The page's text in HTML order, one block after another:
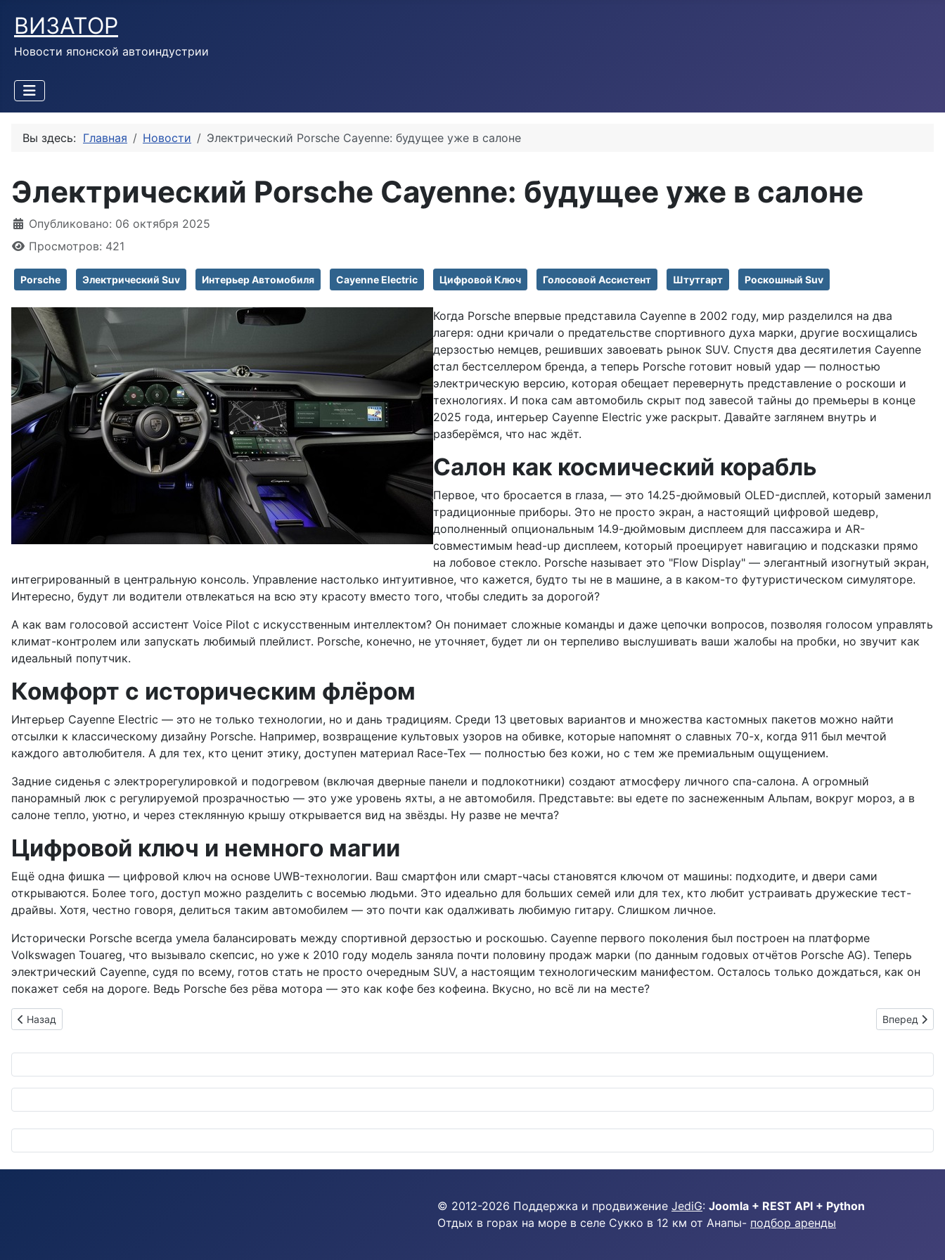
ВИЗАТОР
Новости японской автоиндустрии
Вы здесь: Главная Новости Электрический Porsche Cayenne: будущее уже в салоне
Электрический Porsche Cayenne: будущее уже в салоне
Информация о материале
Опубликовано: 06 октября 2025
Просмотров: 421
Porsche Электрический Suv Интерьер Автомобиля Cayenne Electric Цифровой Ключ Голосовой Ассистент Штутгарт Роскошный Suv
Когда Porsche впервые представила Cayenne в 2002 году, мир разделился на два
лагеря: одни кричали о предательстве спортивного духа марки, другие восхищались
дерзостью немцев, решивших завоевать рынок SUV. Спустя два десятилетия Cayenne
стал бестселлером бренда, а теперь Porsche готовит новый удар — полностью
электрическую версию, которая обещает перевернуть представление о роскоши и
технологиях. И пока сам автомобиль скрыт под завесой тайны до премьеры в конце
2025 года, интерьер Cayenne Electric уже раскрыт. Давайте заглянем внутрь и
разберёмся, что нас ждёт.
Салон как космический корабль
Первое, что бросается в глаза, — это 14.25-дюймовый OLED-дисплей, который заменил
традиционные приборы. Это не просто экран, а настоящий цифровой шедевр,
дополненный опциональным 14.9-дюймовым дисплеем для пассажира и AR-
совместимым head-up дисплеем, который проецирует навигацию и подсказки прямо
на лобовое стекло. Porsche называет это "Flow Display" — элегантный изогнутый экран,
интегрированный в центральную консоль. Управление настолько интуитивное, что кажется, будто ты не в машине, а в каком-то футуристическом симуляторе.
Интересно, будут ли водители отвлекаться на всю эту красоту вместо того, чтобы следить за дорогой?
А как вам голосовой ассистент Voice Pilot с искусственным интеллектом? Он понимает сложные команды и даже цепочки вопросов, позволяя голосом управлять
климат-контролем или запускать любимый плейлист. Porsche, конечно, не уточняет, будет ли он терпеливо выслушивать ваши жалобы на пробки, но звучит как
идеальный попутчик.
Комфорт с историческим флёром
Интерьер Cayenne Electric — это не только технологии, но и дань традициям. Среди 13 цветовых вариантов и множества кастомных пакетов можно найти
отсылки к классическому дизайну Porsche. Например, возвращение культовых узоров на обивке, которые напомнят о славных 70-х, когда 911 был мечтой
каждого автолюбителя. А для тех, кто ценит этику, доступен материал Race-Tex — полностью без кожи, но с тем же премиальным ощущением.
Задние сиденья с электрорегулировкой и подогревом (включая дверные панели и подлокотники) создают атмосферу личного спа-салона. А огромный
панорамный люк с регулируемой прозрачностью — это уже уровень яхты, а не автомобиля. Представьте: вы едете по заснеженным Альпам, вокруг мороз, а в
салоне тепло, уютно, и через стеклянную крышу открывается вид на звёзды. Ну разве не мечта?
Цифровой ключ и немного магии
Ещё одна фишка — цифровой ключ на основе UWB-технологии. Ваш смартфон или смарт-часы становятся ключом от машины: подходите, и двери сами
открываются. Более того, доступ можно разделить с восемью людьми. Это идеально для больших семей или для тех, кто любит устраивать дружеские тест-
драйвы. Хотя, честно говоря, делиться таким автомобилем — это почти как одалживать любимую гитару. Слишком личное.
Исторически Porsche всегда умела балансировать между спортивной дерзостью и роскошью. Cayenne первого поколения был построен на платформе
Volkswagen Touareg, что вызывало скепсис, но уже к 2010 году модель заняла почти половину продаж марки (по данным годовых отчётов Porsche AG). Теперь
электрический Cayenne, судя по всему, готов стать не просто очередным SUV, а настоящим технологическим манифестом. Осталось только дождаться, как он
покажет себя на дороге. Ведь Porsche без рёва мотора — это как кофе без кофеина. Вкусно, но всё ли на месте?
Предыдущий: BYD штурмует горы и долины: новый дилерский центр в сердце Санъин
Назад Следующий:
Вперед
© 2012-2026 Поддержка и продвижение JediG: Joomla + REST API + Python
Отдых в горах на море в селе Сукко в 12 км от Анапы- подбор аренды